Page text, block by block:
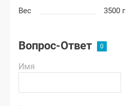
Вес
3500 г
Вопрос-Ответ
Имя